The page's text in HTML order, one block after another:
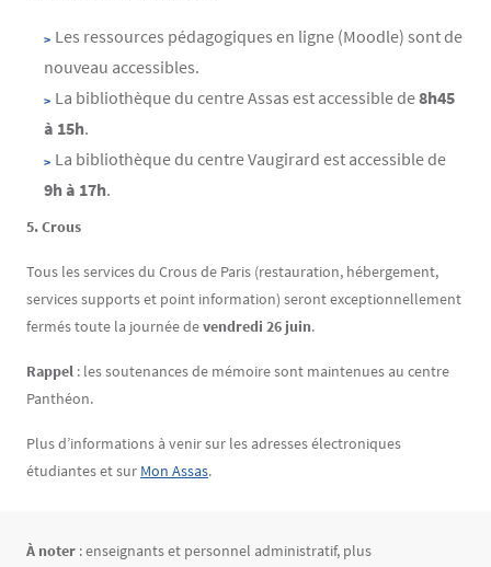
Les ressources pédagogiques en ligne (Moodle) sont de
nouveau accessibles.
La bibliothèque du centre Assas est accessible de8h45
à 15h.
La bibliothèque du centre Vaugirard est accessible de
9h à 17h.
5. Crous
Tous les services du Crous de Paris (restauration, hébergement,
services supports et point information) seront exceptionnellement
fermés toute la journée devendredi 26 juin.
Rappel : les soutenances de mémoire sont maintenues au centre
Panthéon.
Plus d’informations à venir sur les adresses électroniques
étudiantes et sur Mon Assas.
Texte
À noter : enseignants et personnel administratif, plus